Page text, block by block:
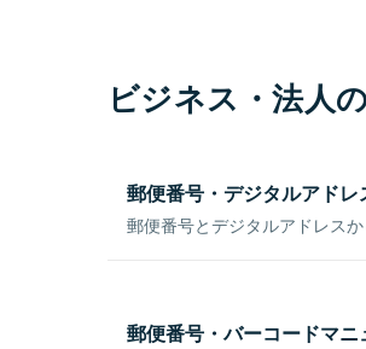
ビジネス・法人
郵便番号・デジタルアドレ
郵便番号とデジタルアドレス
郵便番号・バーコードマニ